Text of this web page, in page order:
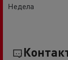
Недела